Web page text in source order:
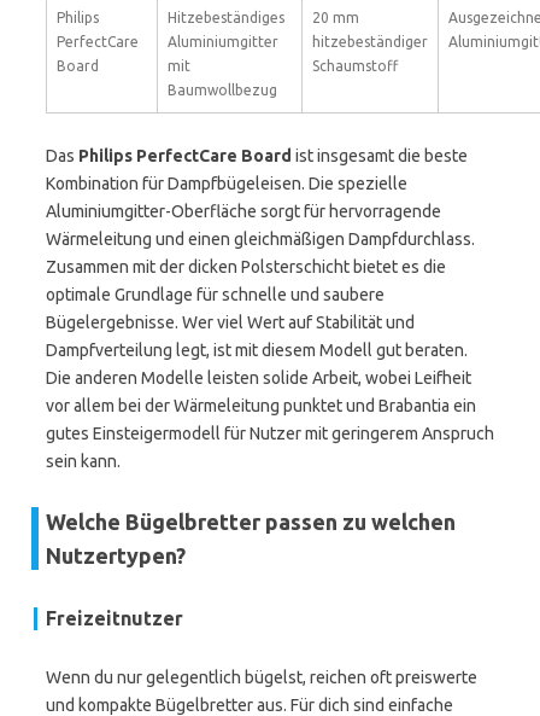
Philips
PerfectCare
Board
Hitzebeständiges
Aluminiumgitter
mit
Baumwollbezug
20 mm
hitzebeständiger
Schaumstoff
Das Philips PerfectCare Board ist insgesamt die beste
Kombination für Dampfbügeleisen. Die spezielle
Aluminiumgitter-Oberfläche sorgt für hervorragende
Wärmeleitung und einen gleichmäßigen Dampfdurchlass.
Zusammen mit der dicken Polsterschicht bietet es die
optimale Grundlage für schnelle und saubere
Bügelergebnisse. Wer viel Wert auf Stabilität und
Dampfverteilung legt, ist mit diesem Modell gut beraten.
Die anderen Modelle leisten solide Arbeit, wobei Leifheit
vor allem bei der Wärmeleitung punktet und Brabantia ein
gutes Einsteigermodell für Nutzer mit geringerem Anspruch
sein kann.
Welche Bügelbretter passen zu welchen
Nutzertypen?
Freizeitnutzer
Wenn du nur gelegentlich bügelst, reichen oft preiswerte
und kompakte Bügelbretter aus. Für dich sind einfache